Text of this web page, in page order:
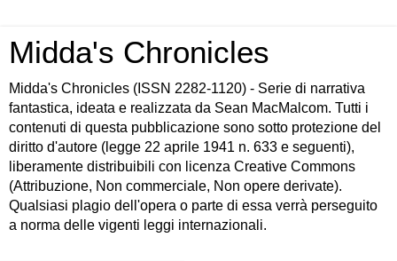
Midda's Chronicles
Midda's Chronicles (ISSN 2282-1120) - Serie di narrativa
fantastica, ideata e realizzata da Sean MacMalcom. Tutti i
contenuti di questa pubblicazione sono sotto protezione del
diritto d'autore (legge 22 aprile 1941 n. 633 e seguenti),
liberamente distribuibili con licenza Creative Commons
(Attribuzione, Non commerciale, Non opere derivate).
Qualsiasi plagio dell'opera o parte di essa verrà perseguito
a norma delle vigenti leggi internazionali.